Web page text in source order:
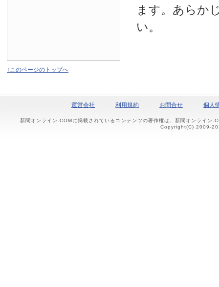
ます。あらか
い。
↑このページのトップへ
運営会社 利用規約 お問合せ 個人
新聞オンライン.COMに掲載されているコンテンツの著作権は、新聞オンライン
Copyright(C) 2009-